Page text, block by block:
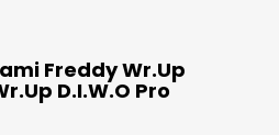
Freddy Wr.Up
D.I.W.O Pro